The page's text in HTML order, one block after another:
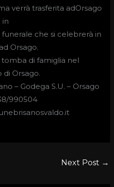
verrà trasferita adOrsago
in
funerale che si celebrerà in
Orsago.
tomba di famiglia nel
di Orsago.
– Godega S.U. – Orsago
990504
Next Post →